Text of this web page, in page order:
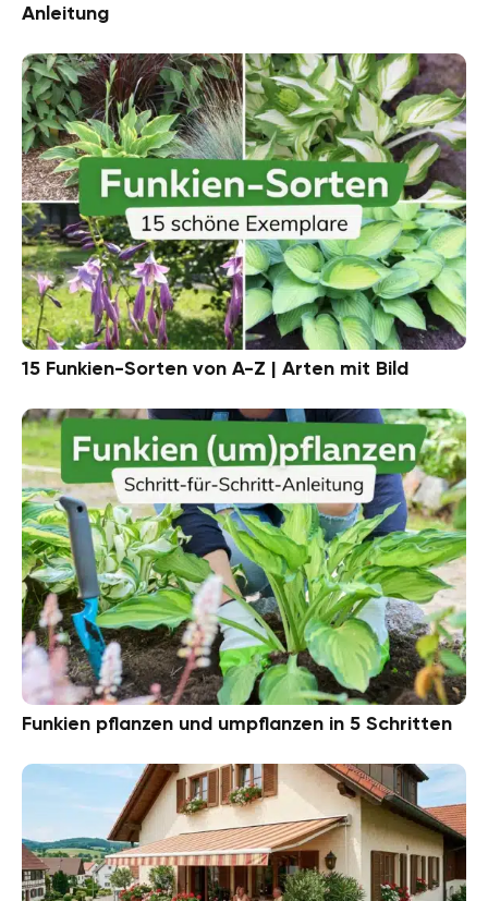
Anleitung
15 Funkien-Sorten von A-Z | Arten mit Bild
Funkien pflanzen und umpflanzen in 5 Schritten